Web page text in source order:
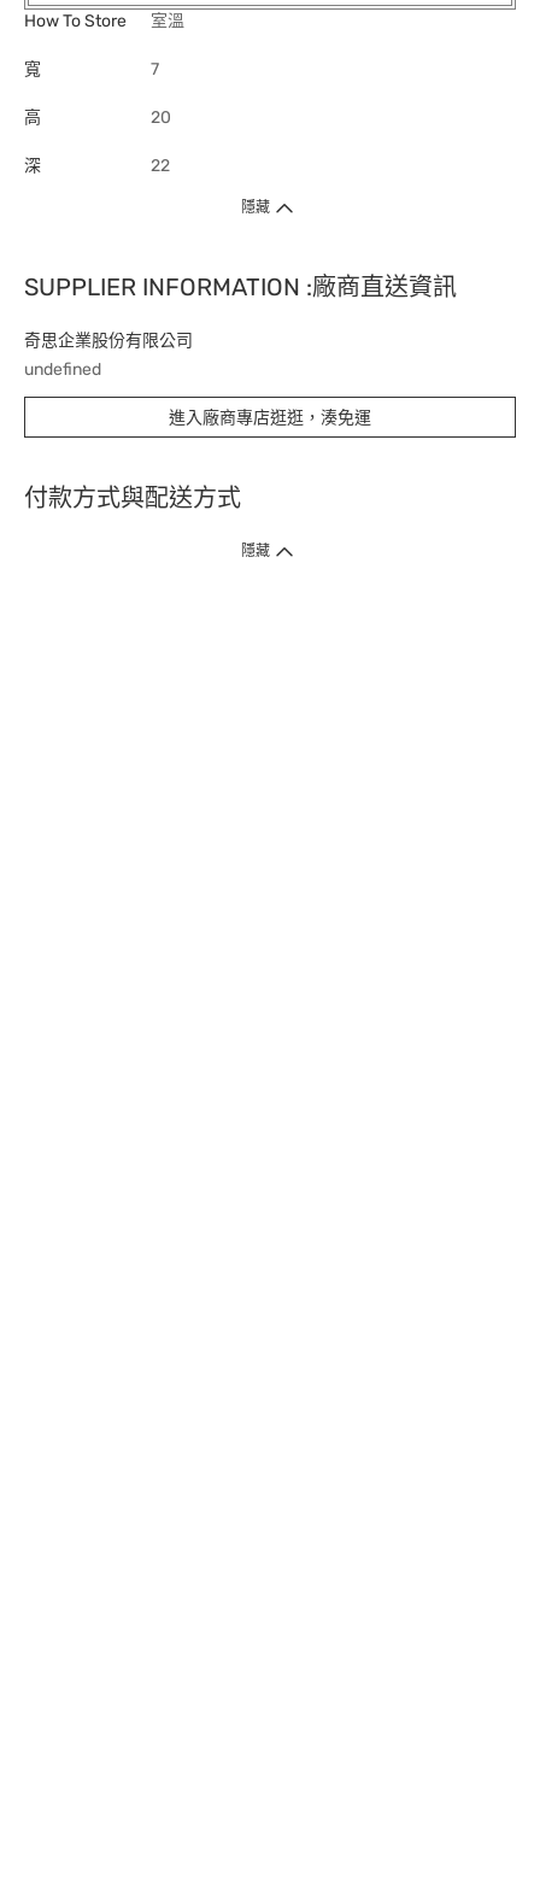
How To Store
室溫
寬 7
高 20
深 22
隱藏
SUPPLIER INFORMATION :廠商直送資訊
奇思企業股份有限公司
undefined
進入廠商專店逛逛，湊免運
付款方式與配送方式
隱藏